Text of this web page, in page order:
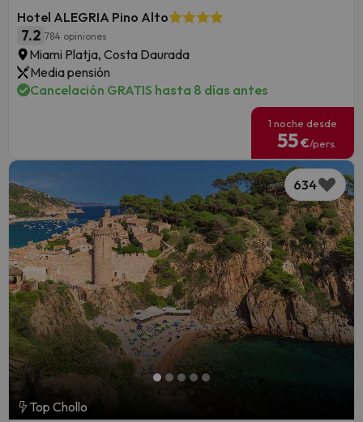
Hotel ALEGRIA Pino Alto
7.2 784 opiniones
Miami Platja, Costa Daurada
Media pensión
Cancelación GRATIS hasta 8 días antes
1 noche desde
55€/pers.
Top Chollo
634